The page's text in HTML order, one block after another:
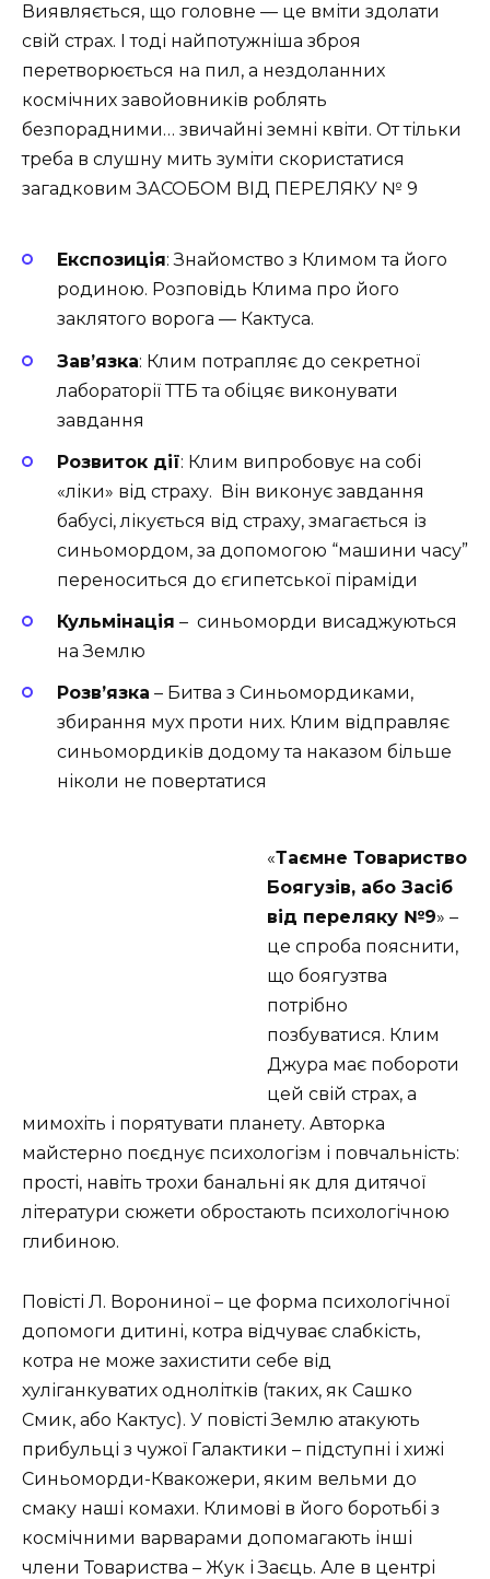
Виявляється, що головне — це вміти здолати
свій страх. І тоді найпотужніша зброя
перетворюється на пил, а нездоланних
космічних завойовників роблять
безпорадними… звичайні земні квіти. От тільки
треба в слушну мить зуміти скористатися
загадковим ЗАСОБОМ ВІД ПЕРЕЛЯКУ № 9
Експозиція: Знайомство з Климом та його
родиною. Розповідь Клима про його
заклятого ворога — Кактуса.
Зав’язка: Клим потрапляє до секретної
лабораторії ТТБ та обіцяє виконувати
завдання
Розвиток дії: Клим випробовує на собі
«ліки» від страху. Він виконує завдання
бабусі, лікується від страху, змагається із
синьомордом, за допомогою “машини часу”
переноситься до єгипетської піраміди
Кульмінація – синьоморди висаджуються
на Землю
Розв’язка – Битва з Синьомордиками,
збирання мух проти них. Клим відправляє
синьомордиків додому та наказом більше
ніколи не повертатися
«Таємне Товариство
Боягузів, або Засіб
від переляку №9» –
це спроба пояснити,
що боягузтва
потрібно
позбуватися. Клим
Джура має побороти
цей свій страх, а
мимохіть і порятувати планету. Авторка
майстерно поєднує психологізм і повчальність:
прості, навіть трохи банальні як для дитячої
літератури сюжети обростають психологічною
глибиною.
Повісті Л. Ворониної – це форма психологічної
допомоги дитині, котра відчуває слабкість,
котра не може захистити себе від
хуліганкуватих однолітків (таких, як Сашко
Смик, або Кактус). У повісті Землю атакують
прибульці з чужої Галактики – підступні і хижі
Синьоморди-Квакожери, яким вельми до
смаку наші комахи. Климові в його боротьбі з
космічними варварами допомагають інші
члени Товариства – Жук і Заєць. Але в центрі